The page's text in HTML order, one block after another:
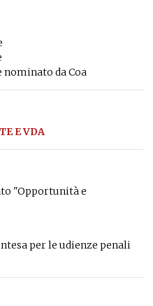
nominato da Coa
E VDA
"Opportunità e
per le udienze penali